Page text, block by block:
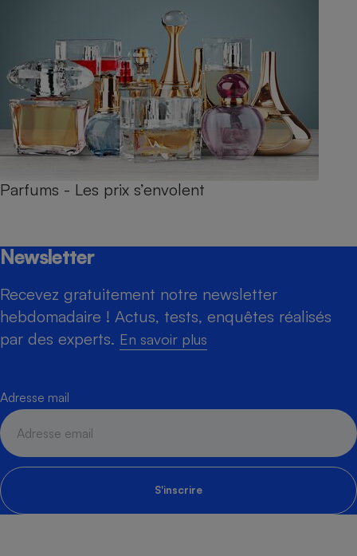
Parfums - Les prix s’envolent
Newsletter
Recevez gratuitement notre newsletter
hebdomadaire ! Actus, tests, enquêtes réalisés
par des experts. En savoir plus
Adresse mail
S'inscrire